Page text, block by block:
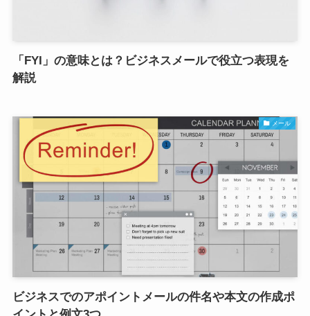
「FYI」の意味とは？ビジネスメールで役立つ表現を
解説
メール
ビジネスでのアポイントメールの件名や本文の作成ポ